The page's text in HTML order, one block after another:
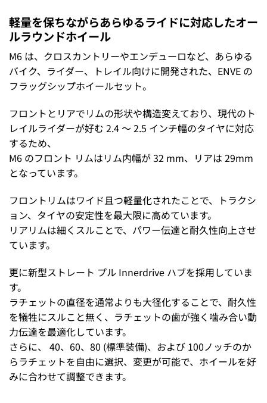
軽量を保ちながらあらゆるライドに対応したオー
ルラウンドホイール
M6 は、クロスカントリーやエンデューロなど、あらゆる
バイク、ライダー、トレイル向けに開発された、ENVE の
フラッグシップホイールセット。
フロントとリアでリムの形状や構造変えており、現代のト
レイルライダーが好む 2.4 〜 2.5 インチ幅のタイヤに対応
するため、
M6 のフロント リムはリム内幅が 32 mm、リアは 29mm
となっています。
フロントリムはワイド且つ軽量化されたことで、トラクシ
ョン、タイヤの安定性を最⼤限に⾼めています。
リアリムは細くスルことで、パワー伝達と耐久性向上させ
ています。
更に新型ストレート プル Innerdrive ハブを採用していま
す。
ラチェットの直径を通常よりも大径化することで、耐久性
を犠牲にスルこと無く、ラチェットの歯が強く噛み合い動
力伝達を最適化しています。
さらに、 40、60、80 (標準装備)、および 100ノッチのか
らラチェットを自由に選択、変更が可能で、ホイールを好
みに合わせて調整できます。